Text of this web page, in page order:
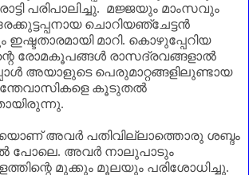
പരിപാലിച്ചു. മജ്ജയും മാംസവും
ചൊറിയഞ്ചേട്ടൻ
മാറി. കൊഴുപ്പേറിയ
രോമകൂപങ്ങൾ രാസദ്രവങ്ങളാൽ
അയാളുടെ പെരുമാറ്റങ്ങളിലുണ്ടായ
കൂടുതൽ
അവർ പതിവില്ലാത്തൊരു ശബ്ദം
പോലെ. അവർ നാലുപാടും
മുക്കും മൂലയും പരിശോധിച്ചു.